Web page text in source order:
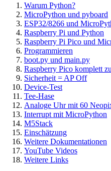
Warum Python?
MicroPython und pyboard
ESP32/8266 und
Raspberry Pi und Python
Raspberry Pi Pico und
Programmieren
boot.py und main.py
Raspberry Pico komplett
Sicherheit = AP Off
Device-Test
Tee-Hase
Analoge Uhr mit 60
Interrupt mit MicroPython
M5Stack
Einschätzung
Weitere Dokumentationen
YouTube Videos
Weitere Links